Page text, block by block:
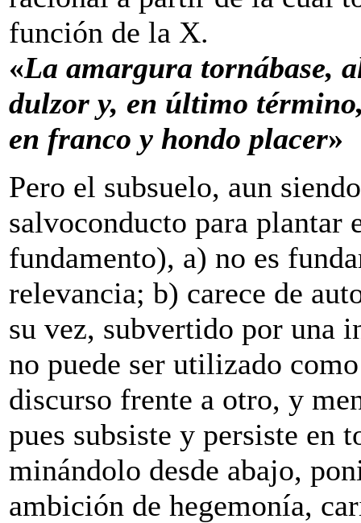
función de la X.
«La amargura tornábase,
dulzor y, en último
en franco y hondo placer»
Pero el subsuelo, aun
salvoconducto para plantar
fundamento), a) no es
relevancia; b) carece de
su vez, subvertido por una
no puede ser utilizado
discurso frente a otro, y
pues subsiste y persiste en
minándolo desde abajo,
ambición de hegemonía,